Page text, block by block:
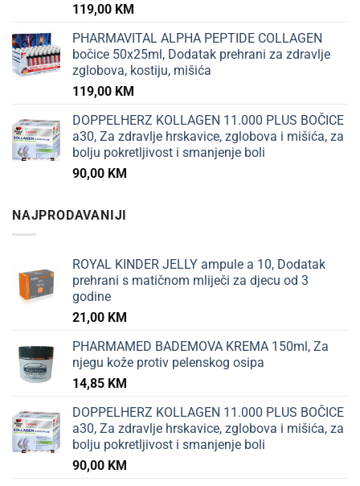
119,00 KM
PHARMAVITAL ALPHA PEPTIDE COLLAGEN
bočice 50x25ml, Dodatak prehrani za zdravlje
zglobova, kostiju, mišića
119,00 KM
DOPPELHERZ KOLLAGEN 11.000 PLUS BOČICE
a30, Za zdravlje hrskavice, zglobova i mišića, za
bolju pokretljivost i smanjenje boli
90,00 KM
NAJPRODAVANIJI
ROYAL KINDER JELLY ampule a 10, Dodatak
prehrani s matičnom mliječi za djecu od 3
godine
21,00 KM
PHARMAMED BADEMOVA KREMA 150ml, Za
njegu kože protiv pelenskog osipa
14,85 KM
DOPPELHERZ KOLLAGEN 11.000 PLUS BOČICE
a30, Za zdravlje hrskavice, zglobova i mišića, za
bolju pokretljivost i smanjenje boli
90,00 KM